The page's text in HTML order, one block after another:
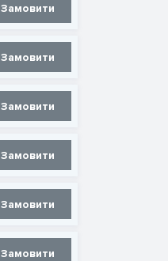
Замовити
Замовити
Замовити
Замовити
Замовити
Замовити